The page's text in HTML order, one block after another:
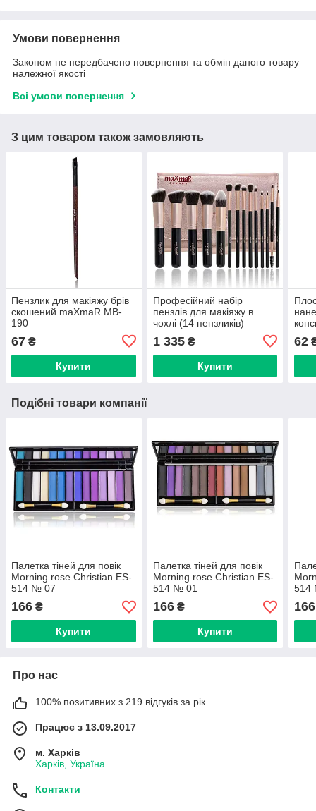
Умови повернення
Законом не передбачено повернення та обмін даного товару
належної якості
Всі умови повернення
З цим товаром також замовляють
Пензлик для макіяжу брів
скошений maXmaR MB-
190
67 ₴
Купити
Професійний набір
пензлів для макіяжу в
чохлі (14 пензликів)
1 335₴
Купити
62
Подібні товари компанії
Палетка тіней для повік
Morning rose Christian ES-
514 № 07
166 ₴
Купити
Палетка тіней для повік
Morning rose Christian ES-
514 № 01
166₴
Купити
514
166
Про нас
100% позитивних з 219 відгуків за рік
Працює з 13.09.2017
м. Харків
Харків, Україна
Контакти